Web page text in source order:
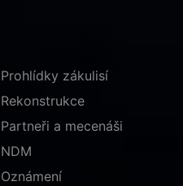
Prohlídky zákulisí
Rekonstrukce
Partneři a mecenáši
NDM
Oznámení